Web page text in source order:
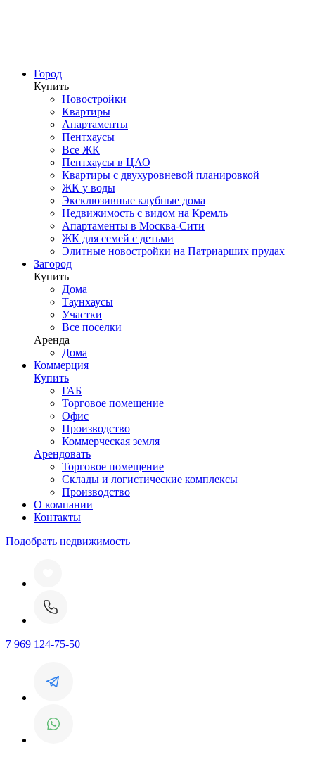
Город
Купить
Новостройки
Квартиры
Апартаменты
Пентхаусы
Все ЖК
Пентхаусы в ЦАО
Квартиры с двухуровневой планировкой
ЖК у воды
Эксклюзивные клубные дома
Недвижимость с видом на Кремль
Апартаменты в Москва-Сити
ЖК для семей с детьми
Элитные новостройки на Патриарших прудах
Загород
Купить
Дома
Таунхаусы
Участки
Все поселки
Аренда
Дома
Коммерция
Купить
ГАБ
Торговое помещение
Офис
Производство
Коммерческая земля
Арендовать
Торговое помещение
Склады и логистические комплексы
Производство
О компании
Контакты
Подобрать недвижимость
7 969 124-75-50